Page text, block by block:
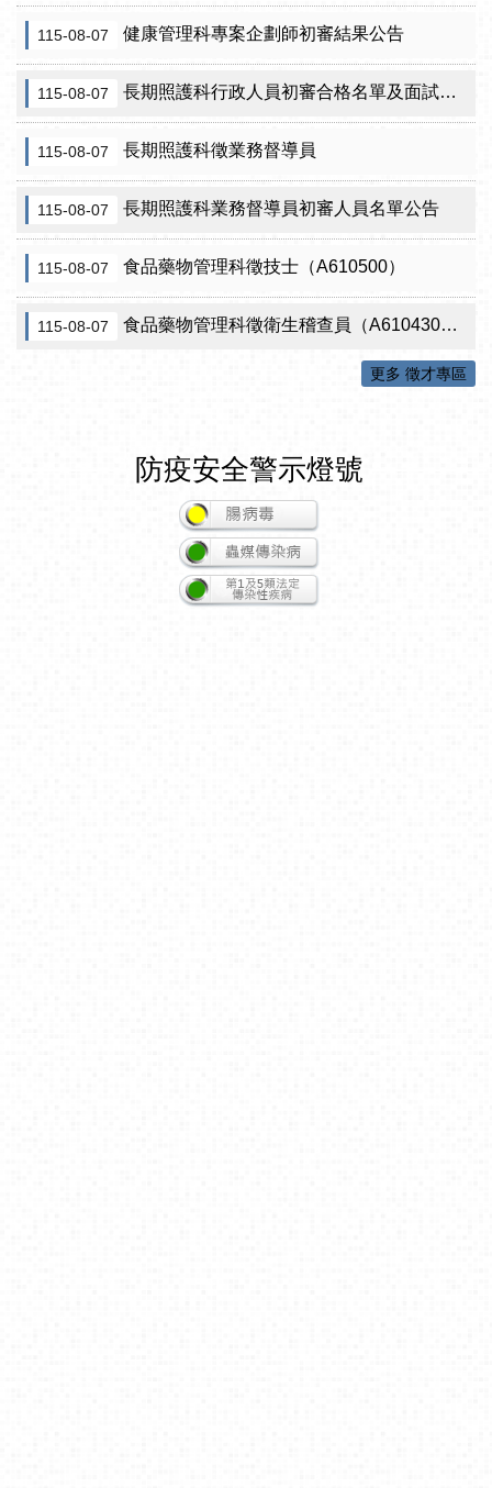
115-08-07 健康管理科專案企劃師初審結果公告
115-08-07 長期照護科行政人員初審合格名單及面試訊息公告
115-08-07 長期照護科徵業務督導員
115-08-07 長期照護科業務督導員初審人員名單公告
115-08-07 食品藥物管理科徵技士（A610500）
115-08-07 食品藥物管理科徵衛生稽查員（A610430）初審公告
更多 徵才專區
防疫安全警示燈號